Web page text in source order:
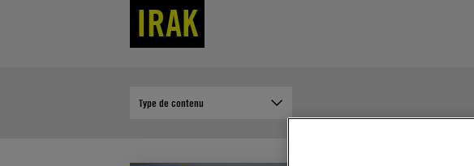
IRAK
Type de contenu